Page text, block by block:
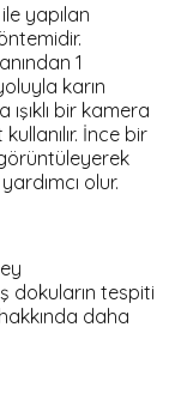
yapılan
1
karın
ışıklı bir kamera
İnce bir
olur.
dokuların tespiti
daha